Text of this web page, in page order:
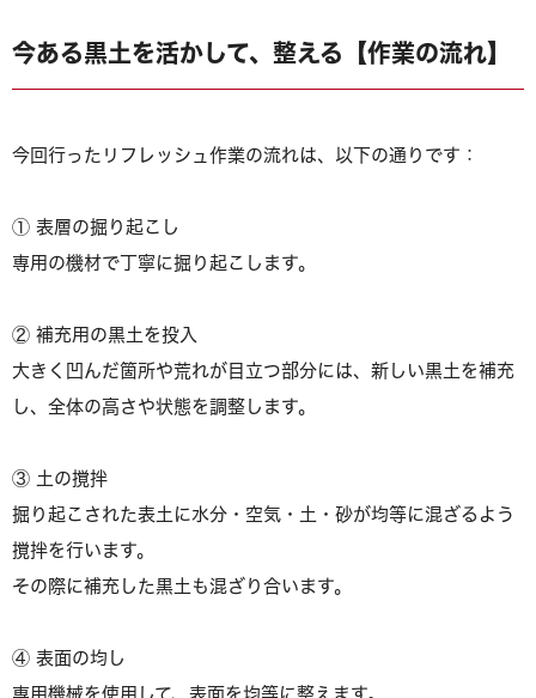
今ある黒土を活かして、整える【作業の流れ】
今回行ったリフレッシュ作業の流れは、以下の通りです：
① 表層の掘り起こし
専用の機材で丁寧に掘り起こします。
② 補充用の黒土を投入
大きく凹んだ箇所や荒れが目立つ部分には、新しい黒土を補充
し、全体の高さや状態を調整します。
③ 土の撹拌
掘り起こされた表土に水分・空気・土・砂が均等に混ざるよう
撹拌を行います。
その際に補充した黒土も混ざり合います。
④ 表面の均し
専用機械を使用して、表面を均等に整えます。